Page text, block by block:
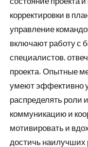
корректировки в
управление
включают работу с
специалистов,
проекта. Опытные
умеют эффективно
распределять роли
коммуникацию и
мотивировать и
достичь наилучших